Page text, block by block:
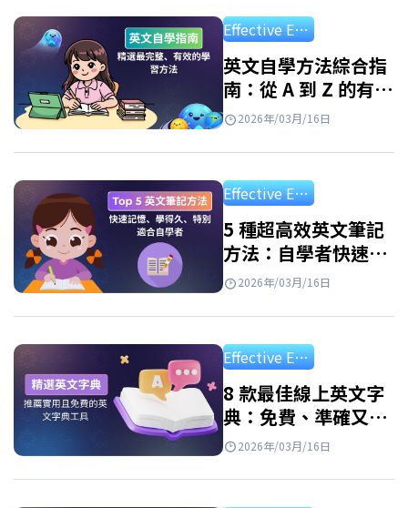
英語變得輕鬆便捷。只需一部智能手機和網路
連接，你就可以隨時隨地學習。但是，並非所
有應用程式都有效。 優點: 隨時隨地學習 個人化
學習路徑 豐富的資源庫 寓教於樂 如何有效使用
Effective English Study
英文自學方法綜合指
南：從 A 到 Z 的有效
學習路線圖
2026年/03月/16日
Effective English Study
5 種超高效英文筆記
方法：自學者快速記
憶必備、學習效率翻
2026年/03月/16日
Effective English Study
8 款最佳線上英文字
典：免費、準確又好
用2026年/03月/16日